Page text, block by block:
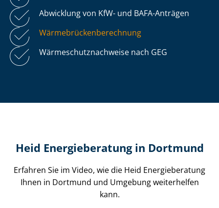
Abwicklung von KfW- und BAFA-Anträgen
Wär­me­brü­cken­be­rech­nung
Wär­me­schutz­nach­wei­se nach GEG
Heid Energieberatung in Dortmund
Erfahren Sie im Video, wie die Heid Energieberatung
Ihnen in Dortmund und Umgebung weiterhelfen
kann.